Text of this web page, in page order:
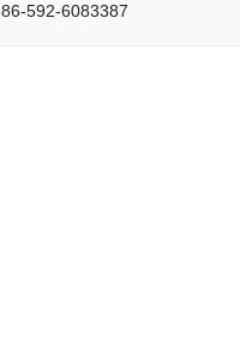
86-592-6083387